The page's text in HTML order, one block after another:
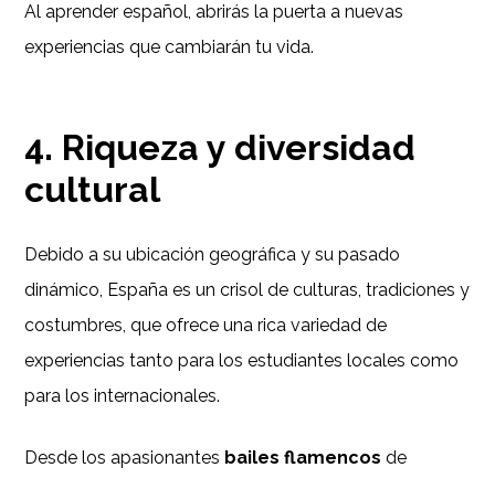
Al aprender español, abrirás la puerta a nuevas
experiencias que cambiarán tu vida.
4. Riqueza y diversidad
cultural
Debido a su ubicación geográfica y su pasado
dinámico, España es un crisol de culturas, tradiciones y
costumbres, que ofrece una rica variedad de
experiencias tanto para los estudiantes locales como
para los internacionales.
Desde los apasionantes bailes flamencosde